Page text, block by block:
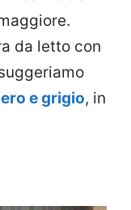
da letto con
e grigio, in